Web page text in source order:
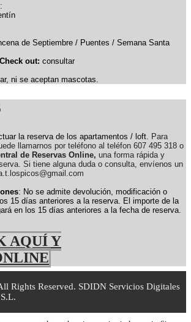
de Septiembre / Puentes / Semana Santa
Check out: consultar
ni se aceptan mascotas.
la reserva de los apartamentos / loft.
Para
llamarnos por teléfono al teléfon 607 495 318 o
de Reservas Online, una forma rápida y
Si tiene alguna duda o consulta, envíenos un
: No se admite devolución, modificación o
15 días anteriores a la reserva.
El importe de la
en los 15 días anteriores a la fecha de reserva.
AQUÍ Y
Rights Reserved. SDIDN Servicios Digitales